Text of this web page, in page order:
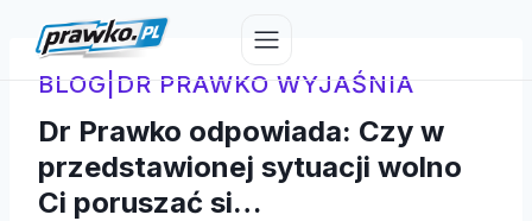
treściBLOG| DR PRAWKO WYJAŚNIA
Dr Prawko odpowiada: Czy w
przedstawionej sytuacji wolno
Ci poruszać si…